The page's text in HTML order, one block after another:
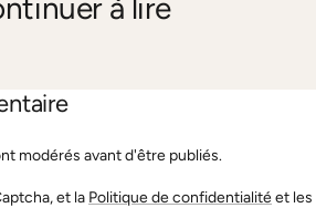
modérés avant d'être publiés.
et la Politique de confidentialitéet les